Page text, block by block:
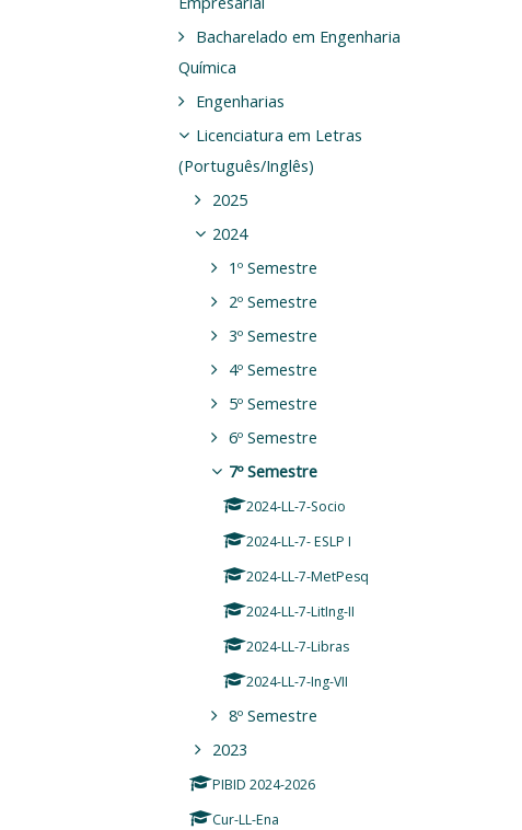
Bacharelado em Engenharia
Química
Engenharias
Licenciatura em Letras
(Português/Inglês)
2025
2024
1º Semestre
2º Semestre
3º Semestre
4º Semestre
5º Semestre
6º Semestre
7º Semestre
2024-LL-7-Socio
2024-LL-7- ESLP I
2024-LL-7-MetPesq
2024-LL-7-LitIng-II
2024-LL-7-Libras
2024-LL-7-Ing-VII
8º Semestre
2023
PIBID 2024-2026
Cur-LL-Ena